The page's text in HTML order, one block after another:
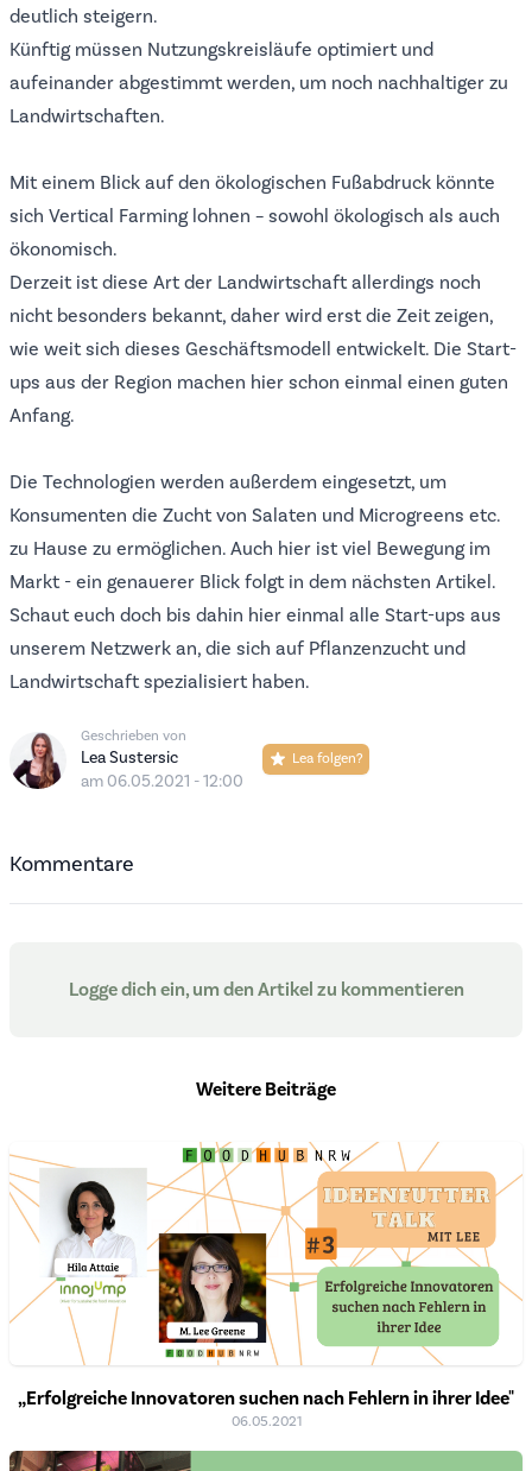
deutlich steigern.
Künftig müssen Nutzungskreisläufe optimiert und
aufeinander abgestimmt werden, um noch nachhaltiger zu
Landwirtschaften.
Mit einem Blick auf den ökologischen Fußabdruck könnte
sich Vertical Farming lohnen – sowohl ökologisch als auch
ökonomisch.
Derzeit ist diese Art der Landwirtschaft allerdings noch
nicht besonders bekannt, daher wird erst die Zeit zeigen,
wie weit sich dieses Geschäftsmodell entwickelt. Die Start-
ups aus der Region machen hier schon einmal einen guten
Anfang.
Die Technologien werden außerdem eingesetzt, um
Konsumenten die Zucht von Salaten und Microgreens etc.
zu Hause zu ermöglichen. Auch hier ist viel Bewegung im
Markt - ein genauerer Blick folgt in dem nächsten Artikel.
Schaut euch doch bis dahin hier einmal alle Start-ups aus
unserem Netzwerk an, die sich auf Pflanzenzucht und
Landwirtschaft spezialisiert haben.
Geschrieben von
Lea Sustersic
am 06.05.2021 - 12:00
Lea folgen?
Kommentare
Logge dich ein, um den Artikel zu kommentieren
Weitere Beiträge
„Erfolgreiche Innovatoren suchen nach Fehlern in ihrer Idee"
06.05.2021